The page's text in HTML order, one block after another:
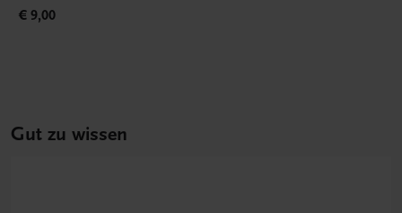
€ 9,00
Gut zu wissen